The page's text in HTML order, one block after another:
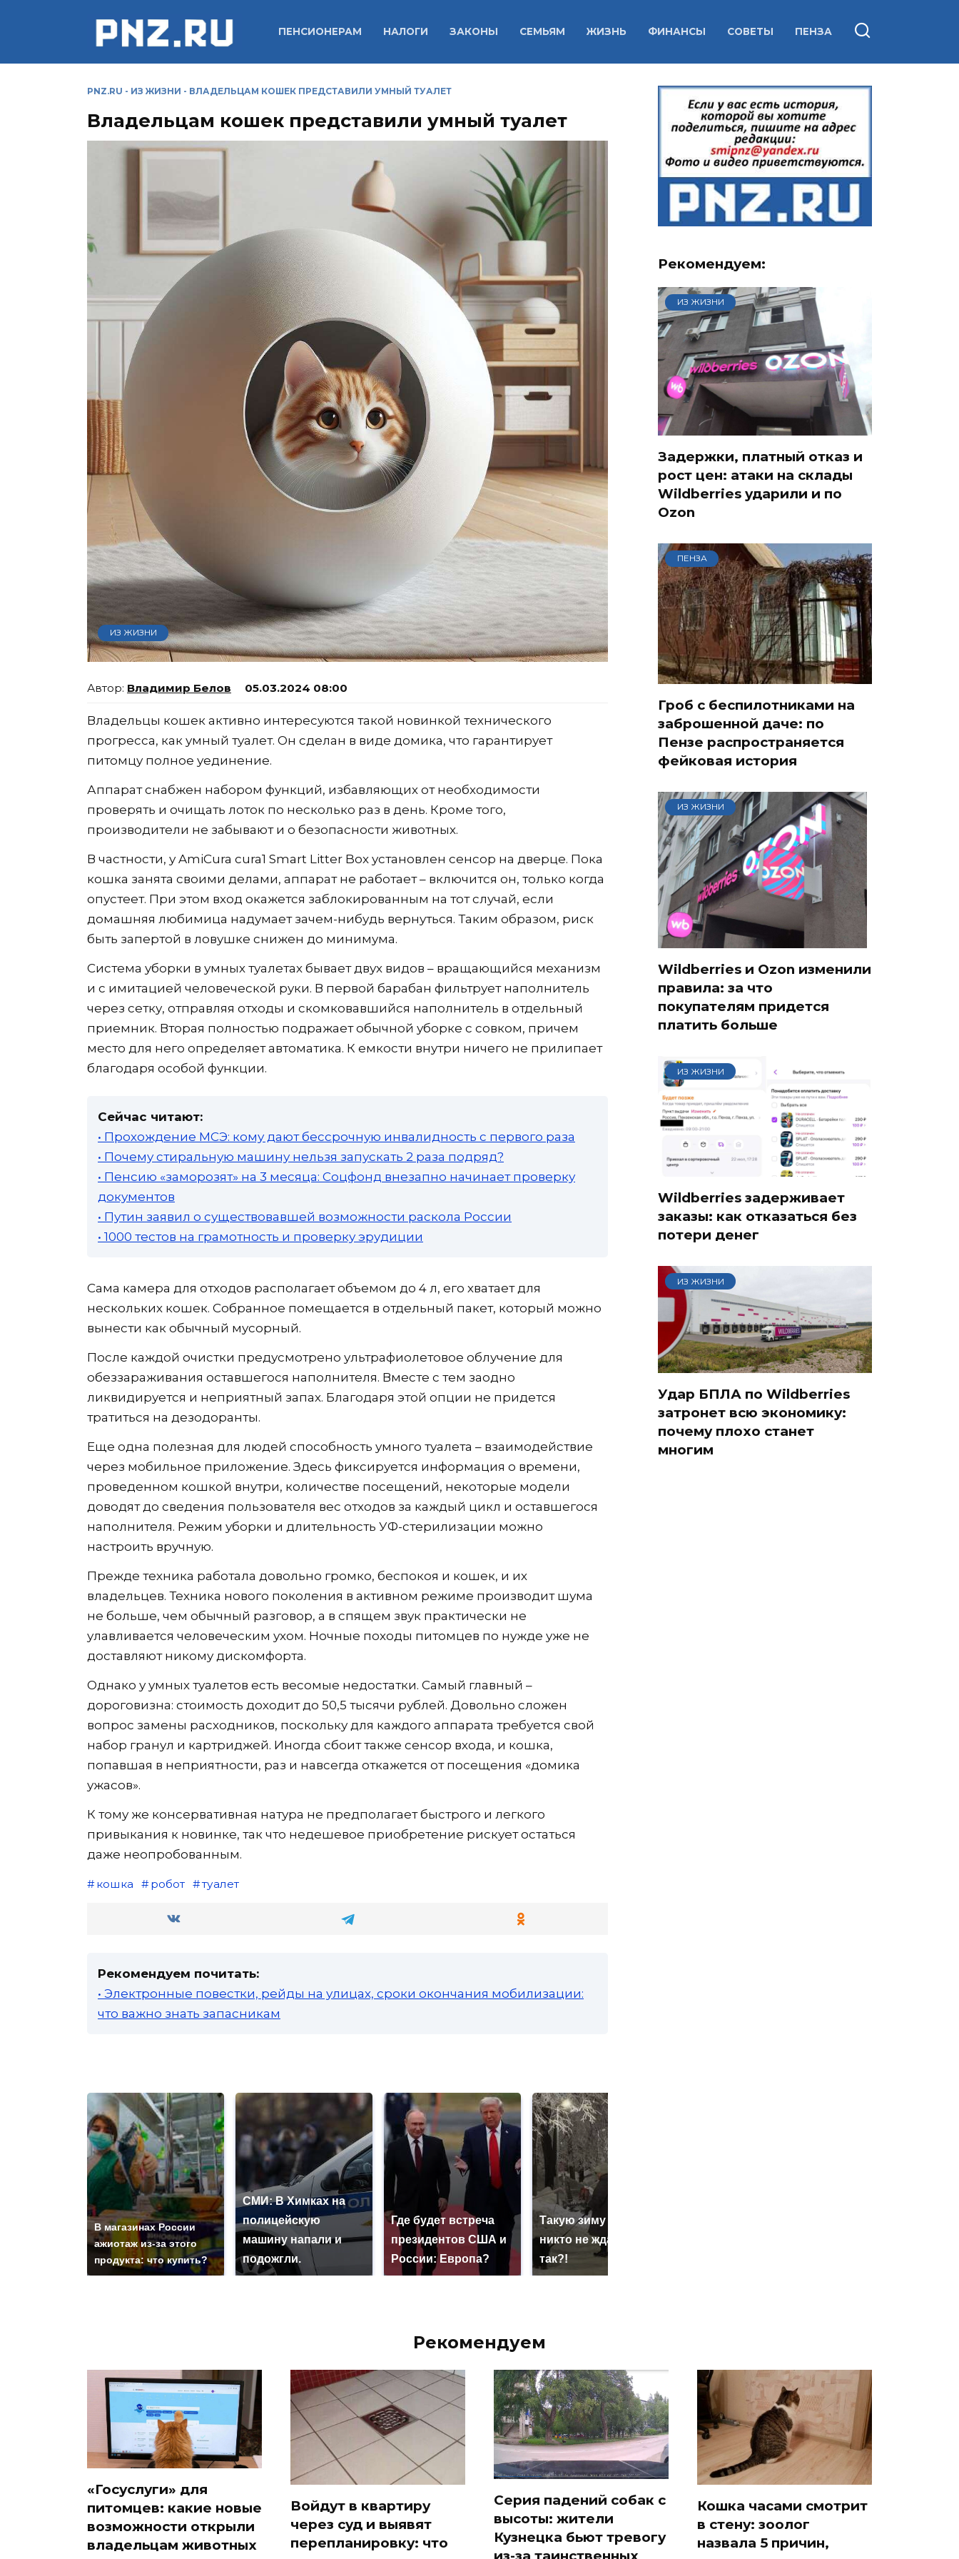
ПЕНСИОНЕРАМ НАЛОГИ ЗАКОНЫ СЕМЬЯМ ЖИЗНЬ ФИНАНСЫ СОВЕТЫ ПЕНЗА
PNZ.RU - ИЗ ЖИЗНИ - ВЛАДЕЛЬЦАМ КОШЕК ПРЕДСТАВИЛИ УМНЫЙ ТУАЛЕТ
Владельцам кошек представили умный туалет
ИЗ ЖИЗНИ
Владимир Белов 05.03.2024 08:00
Владельцы кошек активно интересуются такой новинкой технического
прогресса, как умный туалет. Он сделан в виде домика, что гарантирует
питомцу полное уединение.
Аппарат снабжен набором функций, избавляющих от необходимости
проверять и очищать лоток по несколько раз в день. Кроме того,
производители не забывают и о безопасности животных.
В частности, у AmiCura cura1 Smart Litter Box установлен сенсор на дверце. Пока
кошка занята своими делами, аппарат не работает – включится он, только когда
опустеет. При этом вход окажется заблокированным на тот случай, если
домашняя любимица надумает зачем-нибудь вернуться. Таким образом, риск
быть запертой в ловушке снижен до минимума.
Система уборки в умных туалетах бывает двух видов – вращающийся механизм
и с имитацией человеческой руки. В первой барабан фильтрует наполнитель
через сетку, отправляя отходы и скомковавшийся наполнитель в отдельный
приемник. Вторая полностью подражает обычной уборке с совком, причем
место для него определяет автоматика. К емкости внутри ничего не прилипает
благодаря особой функции.
Сейчас читают:
• Прохождение МСЭ: кому дают бессрочную инвалидность с первого раза
• Почему стиральную машину нельзя запускать 2 раза подряд?
• Пенсию «заморозят» на 3 месяца: Соцфонд внезапно начинает проверку
документов
• Путин заявил о существовавшей возможности раскола России
• 1000 тестов на грамотность и проверку эрудиции
Сама камера для отходов располагает объемом до 4 л, его хватает для
нескольких кошек. Собранное помещается в отдельный пакет, который можно
вынести как обычный мусорный.
После каждой очистки предусмотрено ультрафиолетовое облучение для
обеззараживания оставшегося наполнителя. Вместе с тем заодно
ликвидируется и неприятный запах. Благодаря этой опции не придется
тратиться на дезодоранты.
Еще одна полезная для людей способность умного туалета – взаимодействие
через мобильное приложение. Здесь фиксируется информация о времени,
проведенном кошкой внутри, количестве посещений, некоторые модели
доводят до сведения пользователя вес отходов за каждый цикл и оставшегося
наполнителя. Режим уборки и длительность УФ-стерилизации можно
настроить вручную.
Прежде техника работала довольно громко, беспокоя и кошек, и их
владельцев. Техника нового поколения в активном режиме производит шума
не больше, чем обычный разговор, а в спящем звук практически не
улавливается человеческим ухом. Ночные походы питомцев по нужде уже не
доставляют никому дискомфорта.
Однако у умных туалетов есть весомые недостатки. Самый главный –
дороговизна: стоимость доходит до 50,5 тысячи рублей. Довольно сложен
вопрос замены расходников, поскольку для каждого аппарата требуется свой
набор гранул и картриджей. Иногда сбоит также сенсор входа, и кошка,
попавшая в неприятности, раз и навсегда откажется от посещения «домика
ужасов».
К тому же консервативная натура не предполагает быстрого и легкого
привыкания к новинке, так что недешевое приобретение рискует остаться
даже неопробованным.
кошка робот туалет
Рекомендуем почитать:
• Электронные повестки, рейды на улицах, сроки окончания мобилизации:
что важно знать запасникам
В магазинах России
ажиотаж из-за этого
продукта: что купить?
СМИ: В Химках на
полицейскую
машину напали и
подожгли.
Где будет встреча
президентов США и
России: Европа?
Такую зиму в России
никто не ждал: как
так?!
Рекомендуем:
ИЗ ЖИЗНИ
Задержки, платный отказ и
рост цен: атаки на склады
Wildberries ударили и по
Ozon
ПЕНЗА
Гроб с беспилотниками на
заброшенной даче: по
Пензе распространяется
фейковая история
ИЗ ЖИЗНИ
Wildberries и Ozon изменили
правила: за что
покупателям придется
платить больше
ИЗ ЖИЗНИ
Wildberries задерживает
заказы: как отказаться без
потери денег
ИЗ ЖИЗНИ
Удар БПЛА по Wildberries
затронет всю экономику:
почему плохо станет
многим
Рекомендуем
«Госуслуги» для
питомцев: какие новые
возможности открыли
владельцам животных
Войдут в квартиру
через суд и выявят
перепланировку: что
Серия падений собак с
высоты: жители
Кузнецка бьют тревогу
из-за таинственных
Кошка часами смотрит
в стену: зоолог
назвала 5 причин,